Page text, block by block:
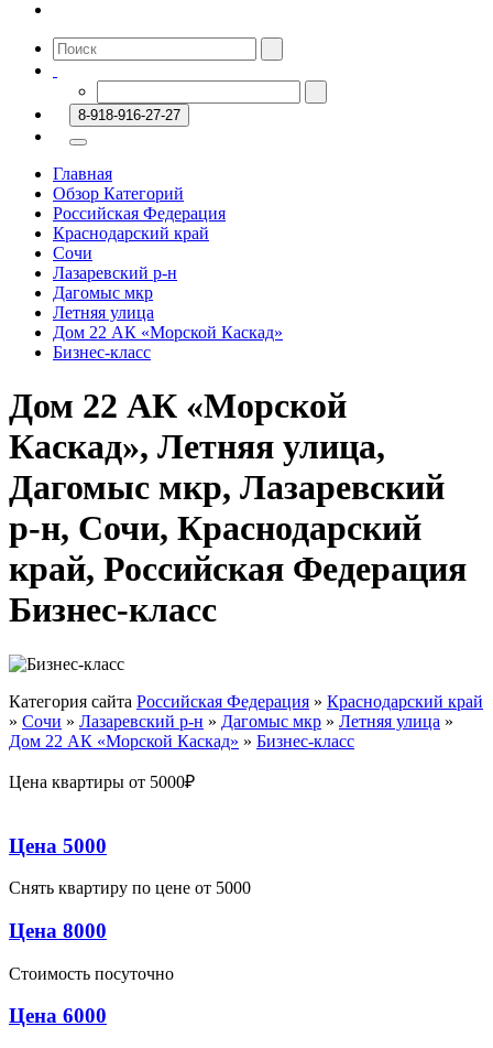
8-918-916-27-27
Главная
Обзор Категорий
Российская Федерация
Краснодарский край
Сочи
Лазаревский р-н
Дагомыс мкр
Летняя улица
Дом 22 АК «Морской Каскад»
Бизнес-класс
Дом 22 АК «Морской
Каскад», Летняя улица,
Дагомыс мкр, Лазаревский
р-н, Сочи, Краснодарский
край, Российская Федерация
Бизнес-класс
Категория сайта Российская Федерация » Краснодарский край
» Сочи » Лазаревский р-н » Дагомыс мкр » Летняя улица »
Дом 22 АК «Морской Каскад» » Бизнес-класс
Цена квартиры от 5000₽
Цена 5000
Снять квартиру по цене от 5000
Цена 8000
Стоимость посуточно
Цена 6000